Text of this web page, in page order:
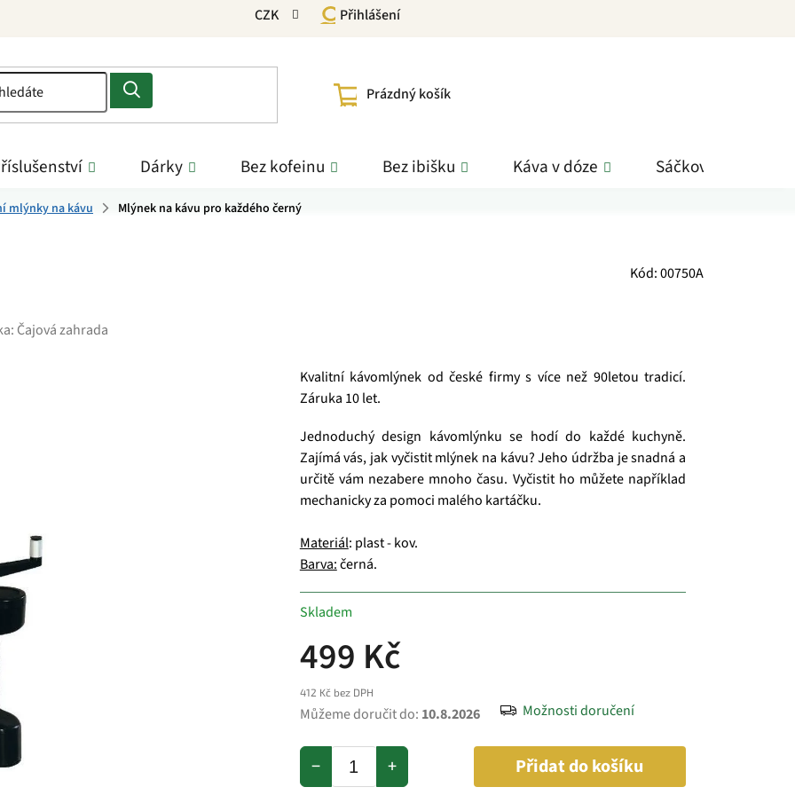
CZK Přihlášení
NÁKUPNÍ
Prázdný košík
Dárky Bez kofeinu Bez ibišku Káva v dóze Sáčkové čaje
mlýnky na kávu Mlýnek na kávu pro každého černý
Kód:00750A
Čajová zahrada
499 Kč
412 Kč bez DPH
Skladem
Můžeme doručit do: 10.8.2026 Možnosti doručení
+
− Přidat do košíku
Kvalitní kávomlýnek od české firmy s více než 90letou tradicí.
Záruka 10 let.
Jednoduchý design kávomlýnku se hodí do každé kuchyně.
Zajímá vás, jak vyčistit mlýnek na kávu? Jeho údržba je snadná a
určitě vám nezabere mnoho času. Vyčistit ho můžete například
mechanicky za pomoci malého kartáčku.
Materiál: plast - kov.
Barva:černá.